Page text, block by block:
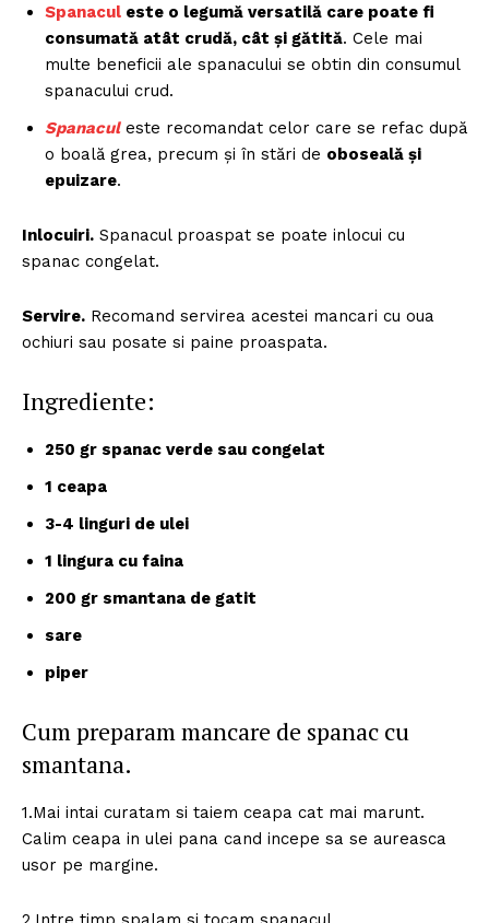
Spanacul este o legumă versatilă care poate fi
consumată atât crudă, cât și gătită. Cele mai
multe beneficii ale spanacului se obtin din consumul
spanacului crud.
Spanaculeste recomandat celor care se refac după
o boală grea, precum şi în stări de oboseală şi
epuizare.
Inlocuiri. Spanacul proaspat se poate inlocui cu
spanac congelat.
Servire. Recomand servirea acestei mancari cu oua
ochiuri sau posate si paine proaspata.
Ingrediente:
250 gr spanac verde sau congelat
1 ceapa
3-4 linguri de ulei
1 lingura cu faina
200 gr smantana de gatit
sare
piper
Cum preparam mancare de spanac cu
smantana.
1.Mai intai curatam si taiem ceapa cat mai marunt.
Calim ceapa in ulei pana cand incepe sa se aureasca
usor pe margine.